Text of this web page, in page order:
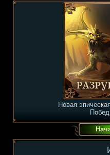
Новая